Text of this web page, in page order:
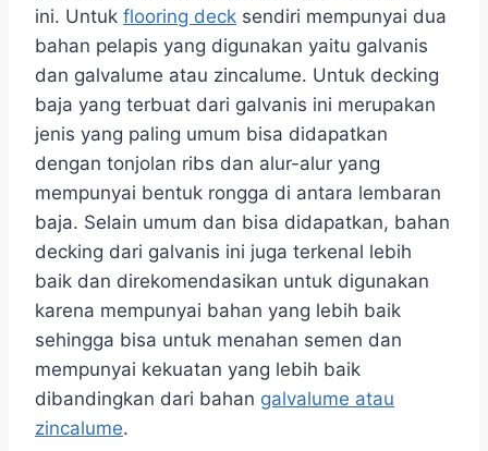
ini. Untuk flooring deck sendiri mempunyai dua
bahan pelapis yang digunakan yaitu galvanis
dan galvalume atau zincalume. Untuk decking
baja yang terbuat dari galvanis ini merupakan
jenis yang paling umum bisa didapatkan
dengan tonjolan ribs dan alur-alur yang
mempunyai bentuk rongga di antara lembaran
baja. Selain umum dan bisa didapatkan, bahan
decking dari galvanis ini juga terkenal lebih
baik dan direkomendasikan untuk digunakan
karena mempunyai bahan yang lebih baik
sehingga bisa untuk menahan semen dan
mempunyai kekuatan yang lebih baik
dibandingkan dari bahan galvalume atau
zincalume.